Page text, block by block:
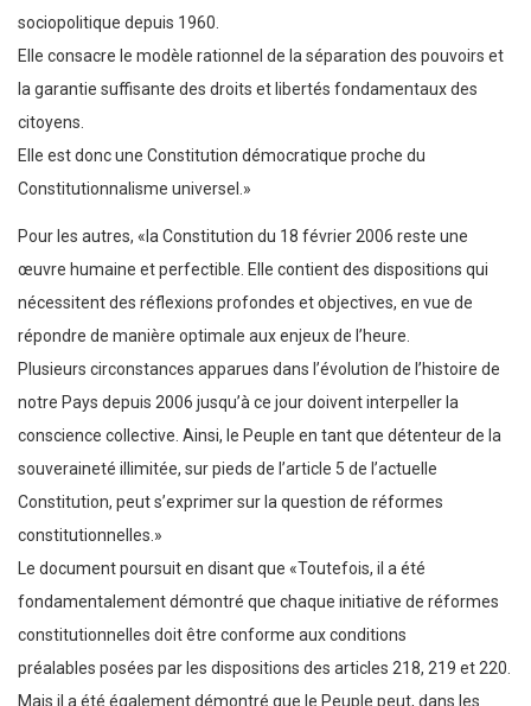
sociopolitique depuis 1960.
Elle consacre le modèle rationnel de la séparation des pouvoirs et
la garantie suffisante des droits et libertés fondamentaux des
citoyens.
Elle est donc une Constitution démocratique proche du
Constitutionnalisme universel.»
Pour les autres, «la Constitution du 18 février 2006 reste une
œuvre humaine et perfectible. Elle contient des dispositions qui
nécessitent des réflexions profondes et objectives, en vue de
répondre de manière optimale aux enjeux de l’heure.
Plusieurs circonstances apparues dans l’évolution de l’histoire de
notre Pays depuis 2006 jusqu’à ce jour doivent interpeller la
conscience collective. Ainsi, le Peuple en tant que détenteur de la
souveraineté illimitée, sur pieds de l’article 5 de l’actuelle
Constitution, peut s’exprimer sur la question de réformes
constitutionnelles.»
Le document poursuit en disant que «Toutefois, il a été
fondamentalement démontré que chaque initiative de réformes
constitutionnelles doit être conforme aux conditions
préalables posées par les dispositions des articles 218, 219 et 220.
Mais il a été également démontré que le Peuple peut, dans les